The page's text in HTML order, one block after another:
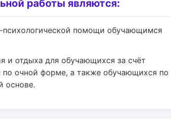
работы являются:
психологической помощи обучающимся
и отдыха для обучающихся за счёт
очной форме, а также обучающихся по
основе.